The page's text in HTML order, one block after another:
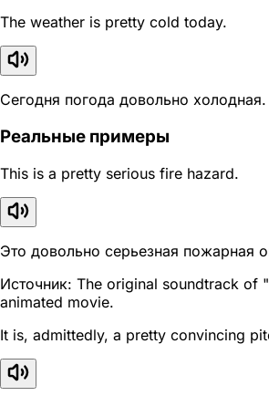
The weather is pretty cold today.
Сегодня погода довольно холодная.
Реальные примеры
This is a pretty serious fire hazard.
Это довольно серьезная пожарная
Источник: The original soundtrack of
animated movie.
It is, admittedly, a pretty convincing